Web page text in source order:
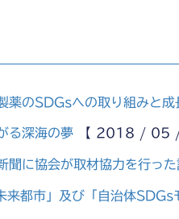
薬のSDGsへの取り組みと成
る深海の夢 【 2018 / 05
聞に協会が取材協力を行っ
来都市」及び「自治体SDGs